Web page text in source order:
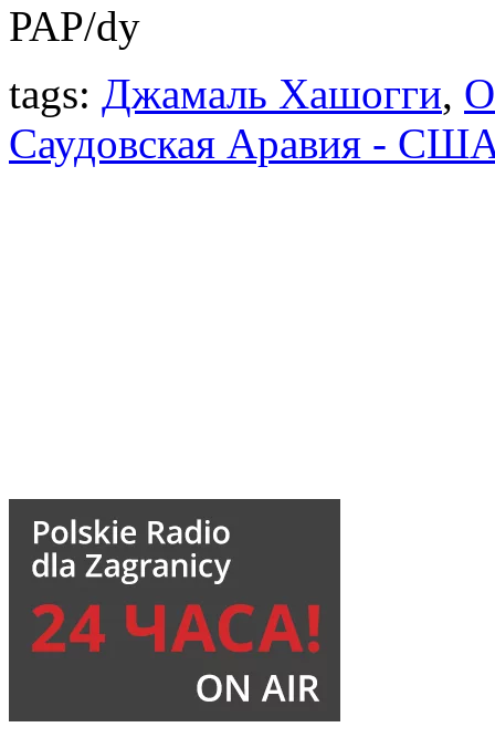
PAP/dy
tags: Джамаль Хашогги,
Саудовская Аравия -